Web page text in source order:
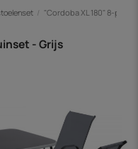
"Cordoba XL 180" 8-
- Grijs